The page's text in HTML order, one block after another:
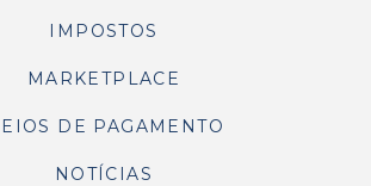
IMPOSTOS
MARKETPLACE
DE PAGAMENTO
NOTÍCIAS